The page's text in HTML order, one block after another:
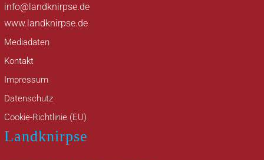
info@landknirpse.de
www.landknirpse.de
Mediadaten
Kontakt
Impressum
Datenschutz
Cookie-Richtlinie (EU)
Landknirpse